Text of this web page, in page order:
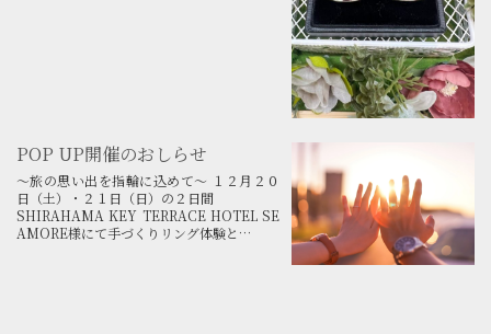
3月23日（月）・24日（火）
10:00～17:00
□ 場所
1Ｆロビーにて
POP UP開催のおしらせ
～旅の思い出を指輪に込めて～ １２月２０
日（土）・２１日（日）の２日間
SHIRAHAMA KEY TERRACE HOTEL SE
AMORE様にて手づくりリング体験と